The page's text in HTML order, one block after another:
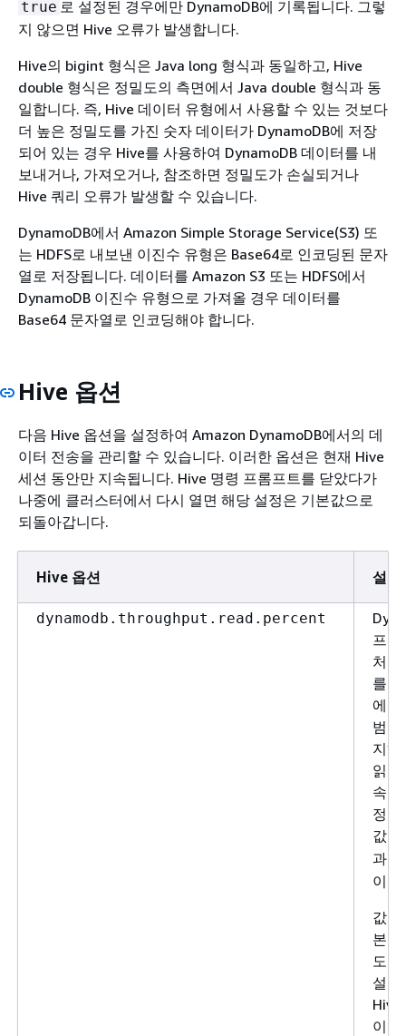
true 로 설정된 경우에만 DynamoDB에 기록됩니다. 그렇
지 않으면 Hive 오류가 발생합니다.
Hive의 bigint 형식은 Java long 형식과 동일하고, Hive
double 형식은 정밀도의 측면에서 Java double 형식과 동
일합니다. 즉, Hive 데이터 유형에서 사용할 수 있는 것보다
더 높은 정밀도를 가진 숫자 데이터가 DynamoDB에 저장
되어 있는 경우 Hive를 사용하여 DynamoDB 데이터를 내
보내거나, 가져오거나, 참조하면 정밀도가 손실되거나
Hive 쿼리 오류가 발생할 수 있습니다.
DynamoDB에서 Amazon Simple Storage Service(S3) 또
는 HDFS로 내보낸 이진수 유형은 Base64로 인코딩된 문자
열로 저장됩니다. 데이터를 Amazon S3 또는 HDFS에서
DynamoDB 이진수 유형으로 가져올 경우 데이터를
Base64 문자열로 인코딩해야 합니다.
Hive 옵션
다음 Hive 옵션을 설정하여 Amazon DynamoDB에서의 데
이터 전송을 관리할 수 있습니다. 이러한 옵션은 현재 Hive
세션 동안만 지속됩니다. Hive 명령 프롬프트를 닫았다가
나중에 클러스터에서 다시 열면 해당 설정은 기본값으로
되돌아갑니다.
Hive 옵션 설명
dynamodb.throughput.read.percent
프로
처리
를
에
범위
지하
읽기
속도
정합
값은
과
이입
값
본
도
설정
Hive
이블